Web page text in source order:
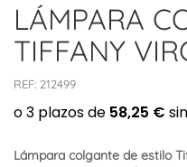
LÁMPARA
TIFFANY
REF: 212499
Lámpara colgante de estilo